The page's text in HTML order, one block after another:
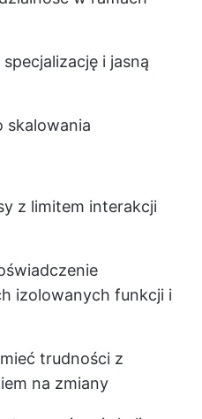
i jasną
skalowania
z limitem interakcji
izolowanych funkcji i
trudności z
na zmiany